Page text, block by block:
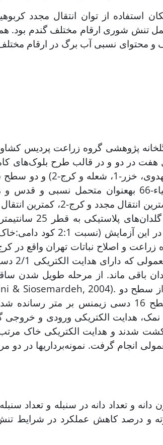
استفاده از توان انتقال مجدد
تنش شوری ارقام مختلف گندم
و محتوای نسبی آب برگ در ارقام
در مهرماه 1395در گلخانه پژوهشی گروه
هفت در دو و در قالب طرح بلوک‌های
بودند. انتخاب ارقام روشن و اینیاء-66
و اصلاح نباتات تهران واقع در
تمامی
باقی ماند. از مرحله طویل شدن
شروع شد و طی 10 روز، به سطح 16 دسی
هدایت الکتریکی ورودی و خروجی
کشت شدند و هدایت الکتریکی خاک
انجام گرفت. نمونه‌برداری­ها در دو
دانه و تعداد دانه در سنبله و
و درصد کاهش عملکرد در شرایط